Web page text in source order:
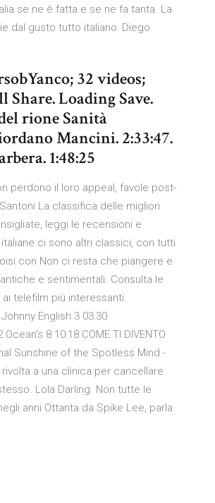
se ne è fatta e se ne fa tanta. La
dal gusto tutto italiano: Diego
32 videos;
Share. Loading Save.
rione Sanità
Mancini. 2:33:47.
1:48:25
perdono il loro appeal, favole post-
La classifica delle migliori
leggi le recensioni e
ci sono altri classici, con tutti
con Non ci resta che piangere e
e sentimentali. Consulta le
telefilm più interessanti.
English 3 03:30
8 10:18 COME TI DIVENTO
Sunshine of the Spotless Mind -
a una clinica per cancellare
Lola Darling. Non tutte le
anni Ottanta da Spike Lee, parla